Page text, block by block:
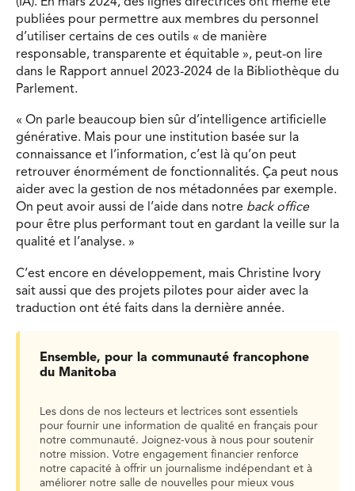
publiées pour permettre aux membres du personnel
d’utiliser certains de ces outils « de manière
responsable, transparente et équitable », peut-on lire
dans le Rapport annuel 2023-2024 de la Bibliothèque du
Parlement.
« On parle beaucoup bien sûr d’intelligence artificielle
générative. Mais pour une institution basée sur la
connaissance et l’information, c’est là qu’on peut
retrouver énormément de fonctionnalités. Ça peut nous
aider avec la gestion de nos métadonnées par exemple.
On peut avoir aussi de l’aide dans notre back office
pour être plus performant tout en gardant la veille sur la
qualité et l’analyse. »
C’est encore en développement, mais Christine Ivory
sait aussi que des projets pilotes pour aider avec la
traduction ont été faits dans la dernière année.
Ensemble, pour la communauté francophone
du Manitoba
Les dons de nos lecteurs et lectrices sont essentiels
pour fournir une information de qualité en français pour
notre communauté. Joignez-vous à nous pour soutenir
notre mission. Votre engagement financier renforce
notre capacité à offrir un journalisme indépendant et à
améliorer notre salle de nouvelles pour mieux vous